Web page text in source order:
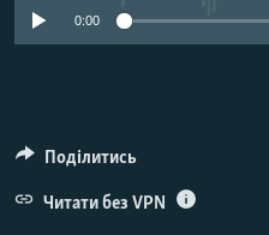
УКРАЇНСЬКА ПРОБЛЕМА КРИМУ
Qırımtatar
Усі сайти RFE/RL
0:00
Поділитись
Читати без VPN